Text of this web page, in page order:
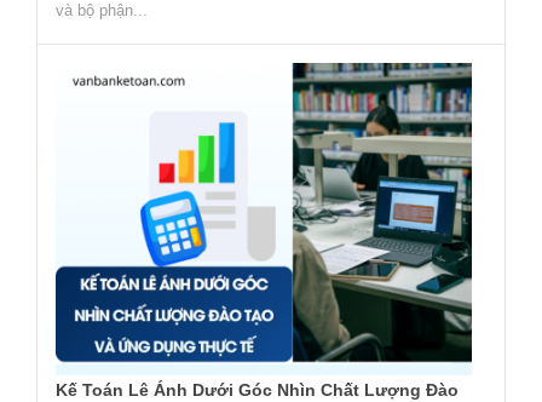
và bộ phận...
Kế Toán Lê Ánh Dưới Góc Nhìn Chất Lượng Đào